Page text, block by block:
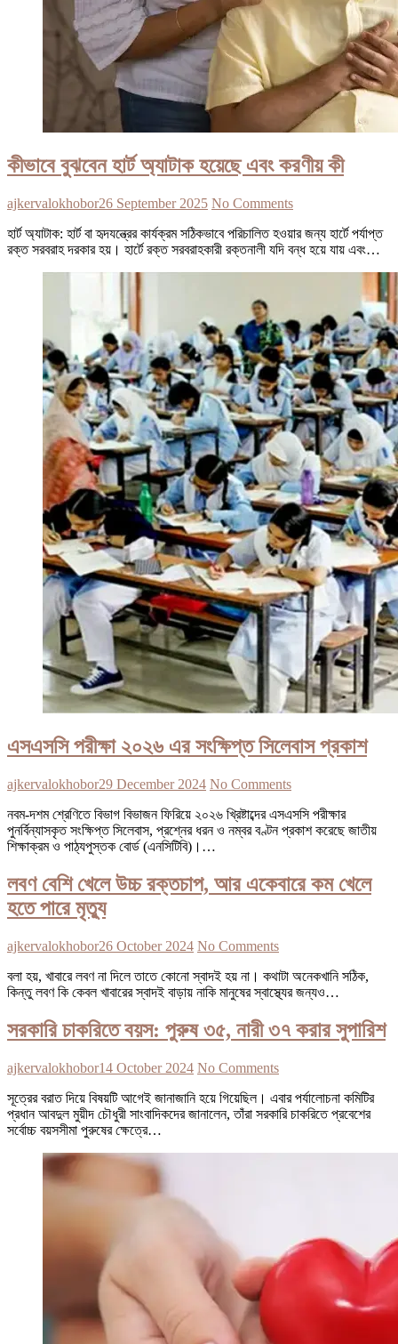
কীভাবে বুঝবেন হার্ট অ্যাটাক হয়েছে এবং করণীয় কী
ajkervalokhobor26 September 2025 No Comments
হার্ট অ্যাটাক: হার্ট বা হৃদযন্ত্রের কার্যক্রম সঠিকভাবে পরিচালিত হওয়ার জন্য হার্টে পর্যাপ্ত
রক্ত সরবরাহ দরকার হয়। হার্টে রক্ত সরবরাহকারী রক্তনালী যদি বন্ধ হয়ে যায় এবং…
এসএসসি পরীক্ষা ২০২৬ এর সংক্ষিপ্ত সিলেবাস প্রকাশ
ajkervalokhobor29 December 2024 No Comments
নবম-দশম শ্রেণিতে বিভাগ বিভাজন ফিরিয়ে ২০২৬ খ্রিষ্টাব্দের এসএসসি পরীক্ষার
পুনর্বিন্যাসকৃত সংক্ষিপ্ত সিলেবাস, প্রশ্নের ধরন ও নম্বর বণ্টন প্রকাশ করেছে জাতীয়
শিক্ষাক্রম ও পাঠ্যপুস্তক বোর্ড (এনসিটিবি)।…
লবণ বেশি খেলে উচ্চ রক্তচাপ, আর একেবারে কম খেলে
হতে পারে মৃত্যু
ajkervalokhobor26 October 2024 No Comments
বলা হয়, খাবারে লবণ না দিলে তাতে কোনো স্বাদই হয় না। কথাটা অনেকখানি সঠিক,
কিন্তু লবণ কি কেবল খাবারের স্বাদই বাড়ায় নাকি মানুষের স্বাস্থ্যের জন্যও…
সরকারি চাকরিতে বয়স: পুরুষ ৩৫, নারী ৩৭ করার সুপারিশ
ajkervalokhobor14 October 2024 No Comments
সূত্রের বরাত দিয়ে বিষয়টি আগেই জানাজানি হয়ে গিয়েছিল। এবার পর্যালোচনা কমিটির
প্রধান আবদুল মুয়ীদ চৌধুরী সাংবাদিকদের জানালেন, তাঁরা সরকারি চাকরিতে প্রবেশের
সর্বোচ্চ বয়সসীমা পুরুষের ক্ষেত্রে…